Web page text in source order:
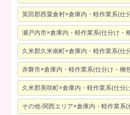
英田郡西粟倉村×倉庫内・軽作業系(仕
瀬戸内市×倉庫内・軽作業系(仕分け・
久米郡久米南町×倉庫内・軽作業系(仕
赤磐市×倉庫内・軽作業系(仕分け・梱
久米郡美咲町×倉庫内・軽作業系(仕分
その他-関西エリア×倉庫内・軽作業系